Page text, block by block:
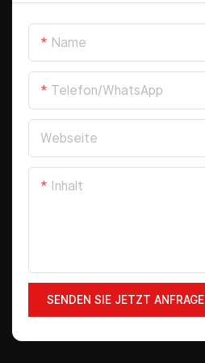
Name
Telefon/WhatsApp
Webseite
Inhalt
SENDEN SIE JETZT ANFRAGE